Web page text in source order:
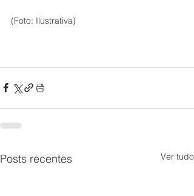
(Foto: Ilustrativa)
Posts recentes Ver tudo